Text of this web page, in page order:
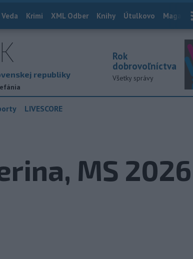
Veda Krimi XML Odber Knihy Útulkovo Magazín
republiky
Rok
dobrovoľníctva
Všetky správy
LIVESCORE
MS 2026